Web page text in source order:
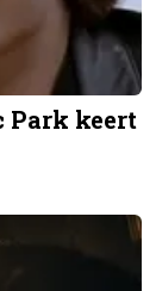
Park keert